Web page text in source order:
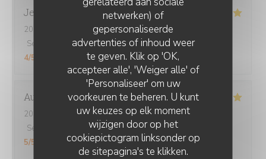
netwerken) of
gepersonaliseerde
advertenties of inhoud weer
te geven. Klik op 'OK,
accepteer alle', 'Weiger alle' of
'Personaliseer' om uw
voorkeuren te beheren. U kunt
uw keuzes op elk moment
wijzigen door op het
cookiepictogram linksonder op
de sitepagina's te klikken.
Jerome
2026-08-01
- 21:15 - Gasten 4
Service
Atmosfeer: 5/5 Keuken:5/5 Kwaliteit / Prijs
4/5
Aurélie
2026-08-03
- 19:45 - Gasten 2
Service
Atmosfeer:5/5 Keuken:5 /5 Kwaliteit / Prijs
5/5
CHEZ GRAND-MÈRE